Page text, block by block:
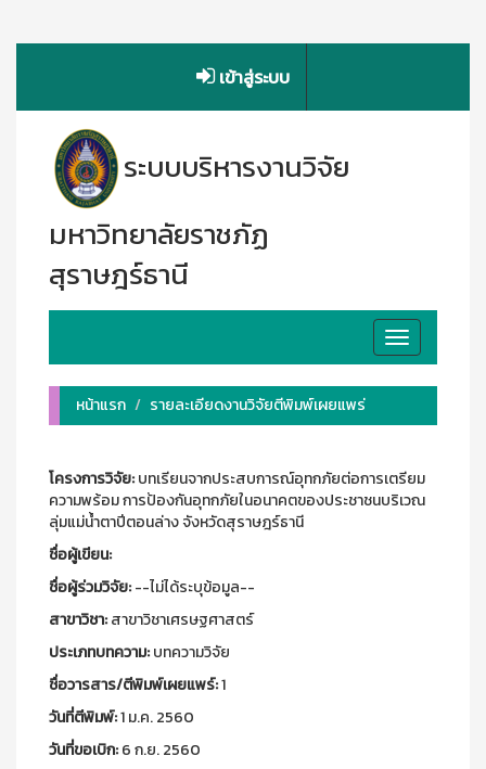
เข้าสู่ระบบ
ระบบบริหารงานวิจัย
มหาวิทยาลัยราชภัฏ
สุราษฎร์ธานี
Toggle
navigation
หน้าแรก
รายละเอียดงานวิจัยตีพิมพ์เผยแพร่
โครงการวิจัย:บทเรียนจากประสบการณ์อุทกภัยต่อการเตรียม
ความพร้อม การป้องกันอุทกภัยในอนาคตของประชาชนบริเวณ
ลุ่มแม่น้ำตาปีตอนล่าง จังหวัดสุราษฎร์ธานี
ชื่อผู้เขียน:
ชื่อผู้ร่วมวิจัย:--ไม่ได้ระบุข้อมูล--
สาขาวิชา:สาขาวิชาเศรษฐศาสตร์
ประเภทบทความ:บทความวิจัย
ชื่อวารสาร/ตีพิมพ์เผยแพร์:1
วันที่ตีพิมพ์:1 ม.ค. 2560
วันที่ขอเบิก:6 ก.ย. 2560